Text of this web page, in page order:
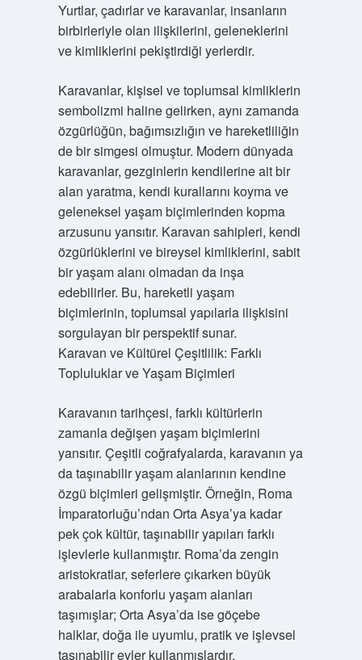
Yurtlar, çadırlar ve karavanlar, insanların
birbirleriyle olan ilişkilerini, geleneklerini
ve kimliklerini pekiştirdiği yerlerdir.
Karavanlar, kişisel ve toplumsal kimliklerin
sembolizmi haline gelirken, aynı zamanda
özgürlüğün, bağımsızlığın ve hareketliliğin
de bir simgesi olmuştur. Modern dünyada
karavanlar, gezginlerin kendilerine ait bir
alan yaratma, kendi kurallarını koyma ve
geleneksel yaşam biçimlerinden kopma
arzusunu yansıtır. Karavan sahipleri, kendi
özgürlüklerini ve bireysel kimliklerini, sabit
bir yaşam alanı olmadan da inşa
edebilirler. Bu, hareketli yaşam
biçimlerinin, toplumsal yapılarla ilişkisini
sorgulayan bir perspektif sunar.
Karavan ve Kültürel Çeşitlilik: Farklı
Topluluklar ve Yaşam Biçimleri
Karavanın tarihçesi, farklı kültürlerin
zamanla değişen yaşam biçimlerini
yansıtır. Çeşitli coğrafyalarda, karavanın ya
da taşınabilir yaşam alanlarının kendine
özgü biçimleri gelişmiştir. Örneğin, Roma
İmparatorluğu’ndan Orta Asya’ya kadar
pek çok kültür, taşınabilir yapıları farklı
işlevlerle kullanmıştır. Roma’da zengin
aristokratlar, seferlere çıkarken büyük
arabalarla konforlu yaşam alanları
taşımışlar; Orta Asya’da ise göçebe
halklar, doğa ile uyumlu, pratik ve işlevsel
taşınabilir evler kullanmışlardır.